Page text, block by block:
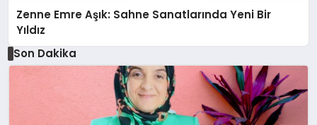
Zenne Emre Aşık: Sahne Sanatlarında Yeni Bir
Yıldız
Son Dakika